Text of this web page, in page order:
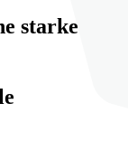
starke